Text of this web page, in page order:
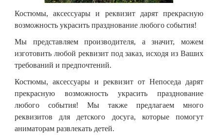
Костюмы, аксессуары и реквизит дарят прекрасную
возможность украсить празднование любого события!
Мы представляем производителя, а значит, можем
изготовить любой реквизит под заказ, исходя из Ваших
требований и предпочтений.
Костюмы, аксессуары и реквизит от Непоседа дарят
прекрасную возможность украсить празднование
любого события! Мы также предлагаем много
реквизитов для детского досуга, которые помогут
аниматорам развлекать детей.